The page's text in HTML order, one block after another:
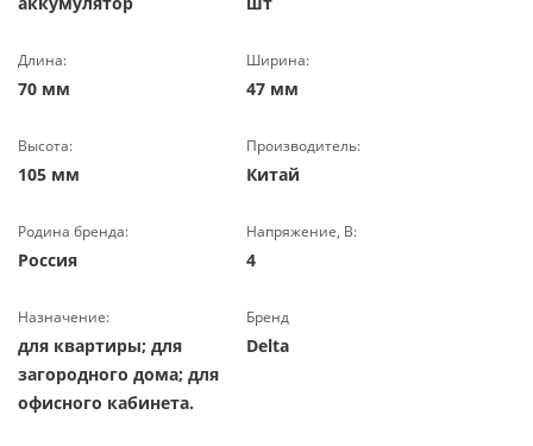
Длина:
70 мм
Ширина:
47 мм
Высота:
105 мм
Производитель:
Китай
Родина бренда:
Россия
Напряжение, В:
4
Назначение:
для квартиры; для
загородного дома; для
офисного кабинета.
Бренд
Delta